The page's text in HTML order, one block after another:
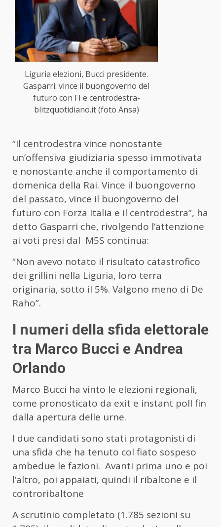
Liguria elezioni, Bucci presidente.
Gasparri: vince il buongoverno del
futuro con FI e centrodestra-
blitzquotidiano.it (foto Ansa)
“Il centrodestra vince nonostante
un’offensiva giudiziaria spesso immotivata
e nonostante anche il comportamento di
domenica della Rai. Vince il buongoverno
del passato, vince il buongoverno del
futuro con Forza Italia e il centrodestra”, ha
detto Gasparri che, rivolgendo l’attenzione
ai voti presi dal M5S continua:
“Non avevo notato il risultato catastrofico
dei grillini nella Liguria, loro terra
originaria, sotto il 5%. Valgono meno di De
Raho”.
I numeri della sfida elettorale
tra Marco Bucci e Andrea
Orlando
Marco Bucci ha vinto le elezioni regionali,
come pronosticato da exit e instant poll fin
dalla apertura delle urne.
I due candidati sono stati protagonisti di
una sfida che ha tenuto col fiato sospeso
ambedue le fazioni. Avanti prima uno e poi
l’altro, poi appaiati, quindi il ribaltone e il
controribaltone
A scrutinio completato (1.785 sezioni su